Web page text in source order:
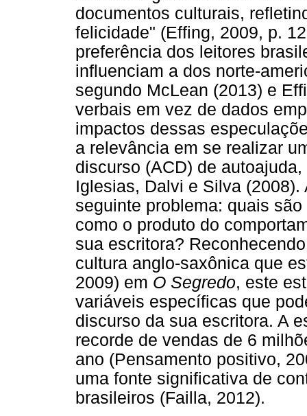
documentos culturais,
felicidade" (Effing, 2009, p.
preferência dos leitores
influenciam a dos norte-
segundo McLean (2013) e
verbais em vez de dados
impactos dessas
a relevância em se realizar
discurso (ACD) de
Iglesias, Dalvi e Silva
seguinte problema: quais
como o produto do
sua escritora?
cultura anglo-saxônica que
2009) em O Segredo, este
variáveis específicas que
discurso da sua escritora. A
recorde de vendas de 6
ano (Pensamento positivo,
uma fonte significativa de
brasileiros (Failla, 2012).